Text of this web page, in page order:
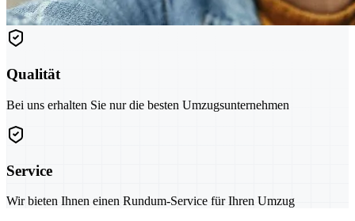
Qualität
Bei uns erhalten Sie nur die besten Umzugsunternehmen
Service
Wir bieten Ihnen einen Rundum-Service für Ihren Umzug